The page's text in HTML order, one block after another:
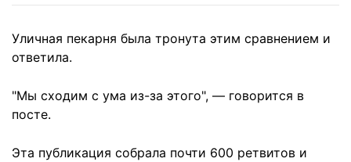
Уличная пекарня была тронута этим сравнением и
ответила.
"Мы сходим с ума из-за этого", — говорится в
посте.
Эта публикация собрала почти 600 ретвитов и